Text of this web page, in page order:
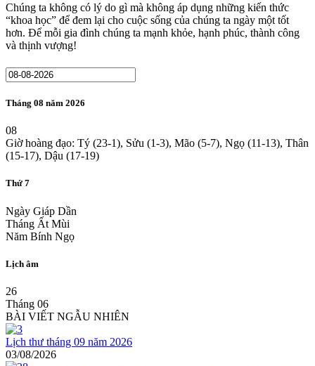
Chúng ta không có lý do gì mà không áp dụng những kiến thức
“khoa học” để đem lại cho cuộc sống của chúng ta ngày một tốt
hơn. Để mỗi gia đình chúng ta mạnh khỏe, hạnh phúc, thành công
và thịnh vượng!
Tháng 08 năm 2026
08
Giờ hoàng đạo: Tý (23-1), Sửu (1-3), Mão (5-7), Ngọ (11-13), Thân
(15-17), Dậu (17-19)
Thứ 7
Ngày Giáp Dần
Tháng Ất Mùi
Năm Bính Ngọ
Lịch âm
26
Tháng 06
BÀI VIẾT NGẪU NHIÊN
Lịch thư tháng 09 năm 2026
03/08/2026